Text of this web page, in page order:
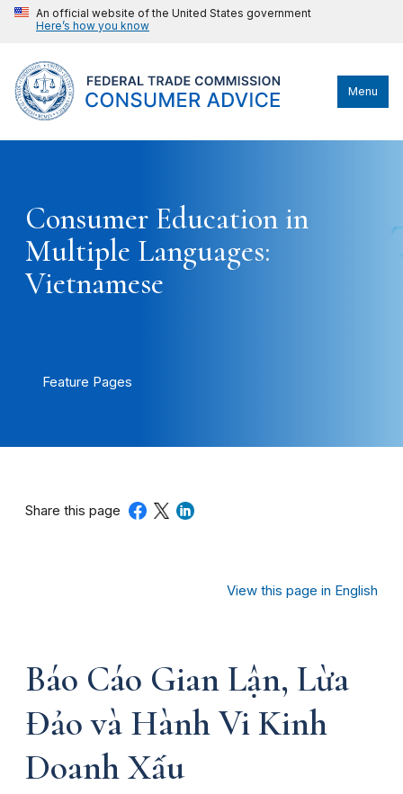
An official website of the United States government
Here’s how you know
Menu
Consumer Education in
Multiple Languages:
Vietnamese
Feature Pages
Share this page
View this page in English
Báo Cáo Gian Lận, Lừa
Đảo và Hành Vi Kinh
Doanh Xấu